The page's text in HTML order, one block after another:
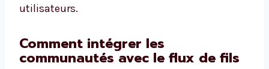
utilisateurs.
Comment intégrer les
communautés avec le flux de fils